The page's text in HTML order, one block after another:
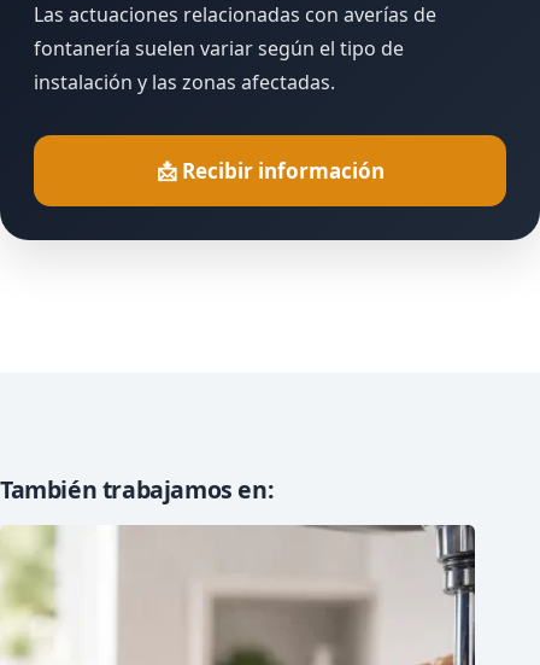
Las actuaciones relacionadas con averías de
fontanería suelen variar según el tipo de
instalación y las zonas afectadas.
📩 Recibir información
También trabajamos en: